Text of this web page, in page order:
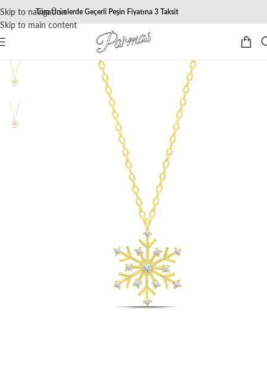
Skip to navigation
Skip to main content
Tüm Ürünlerde Geçerli Peşin Fiyatına 3 Taksit